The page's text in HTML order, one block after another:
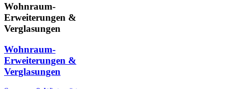
Wohnraum-
Erweiterungen &
Verglasungen
Wohnraum-
Erweiterungen &
Verglasungen